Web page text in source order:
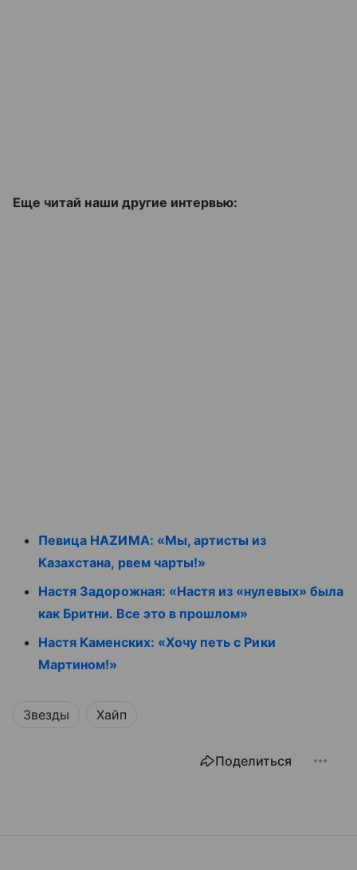
Еще читай наши другие интервью:
Певица НАZИМА: «Мы, артисты из
Казахстана, рвем чарты!»
Настя Задорожная: «Настя из «нулевых» была
как Бритни. Все это в прошлом»
Настя Каменских: «Хочу петь с Рики
Мартином!»
Звезды Хайп
Поделиться